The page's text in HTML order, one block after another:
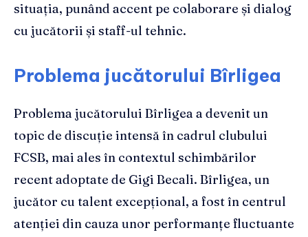
situația, punând accent pe colaborare și dialog
cu jucătorii și staff-ul tehnic.
Problema jucătorului Bîrligea
Problema jucătorului Bîrligea a devenit un
topic de discuție intensă în cadrul clubului
FCSB, mai ales în contextul schimbărilor
recent adoptate de Gigi Becali. Bîrligea, un
jucător cu talent excepțional, a fost în centrul
atenției din cauza unor performanțe fluctuante